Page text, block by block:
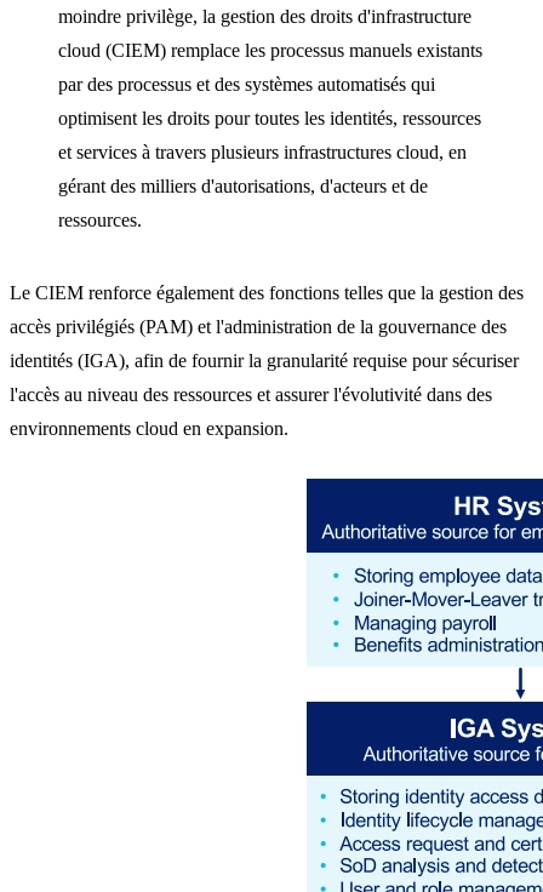
moindre privilège, la gestion des droits d'infrastructure
cloud (CIEM) remplace les processus manuels existants
par des processus et des systèmes automatisés qui
optimisent les droits pour toutes les identités, ressources
et services à travers plusieurs infrastructures cloud, en
gérant des milliers d'autorisations, d'acteurs et de
ressources.
Le CIEM renforce également des fonctions telles que la gestion des
accès privilégiés (PAM) et l'administration de la gouvernance des
identités (IGA), afin de fournir la granularité requise pour sécuriser
l'accès au niveau des ressources et assurer l'évolutivité dans des
environnements cloud en expansion.